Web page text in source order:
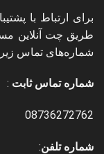
برای ارتباط با
طریق چت آنلاین
شماره‌های تماس زیر
شماره تماس ثابت :
08736272762
شماره تلفن: